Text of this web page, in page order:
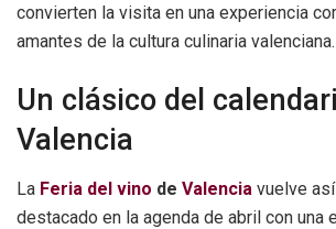
convierten la visita en una experiencia
amantes de la cultura culinaria valenciana.
Un clásico del
Valencia
La Feria del vino de Valencia vuelve
destacado en la agenda de abril con una